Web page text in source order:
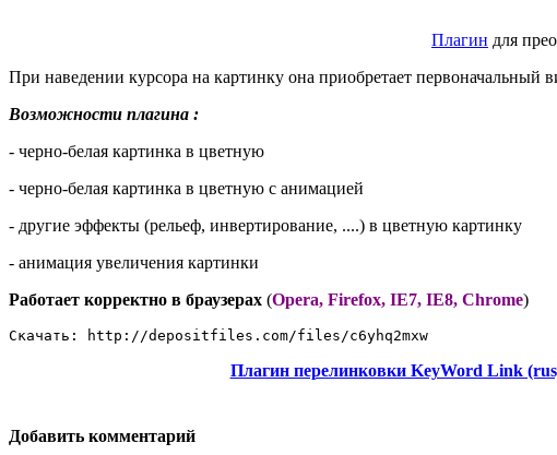
Плагин для
При наведении курсора на картинку она приобретает первоначальный
Возможности плагина :
- черно-белая картинка в цветную
- черно-белая картинка в цветную с анимацией
- другие эффекты (рельеф, инвертирование, ....) в цветную картинку
- анимация увеличения картинки
Работает корректно в браузерах (Opera, Firefox, IE7, IE8, Chrome)
Скачать: http://depositfiles.com/files/c6yhq2mxw
Плагин перелинковки KeyWord Link
Добавить комментарий